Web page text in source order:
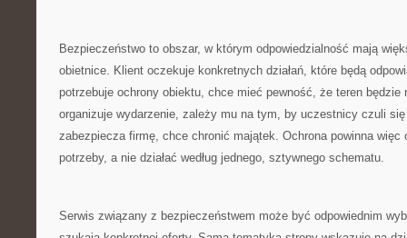
Bezpieczeństwo to obszar, w którym odpowiedzialność mają
obietnice. Klient oczekuje konkretnych działań, które będą
potrzebuje ochrony obiektu, chce mieć pewność, że teren będzie
organizuje wydarzenie, zależy mu na tym, by uczestnicy czuli
zabezpiecza firmę, chce chronić majątek. Ochrona powinna więc
potrzeby, a nie działać według jednego, sztywnego schematu.
Serwis związany z bezpieczeństwem może być odpowiednim